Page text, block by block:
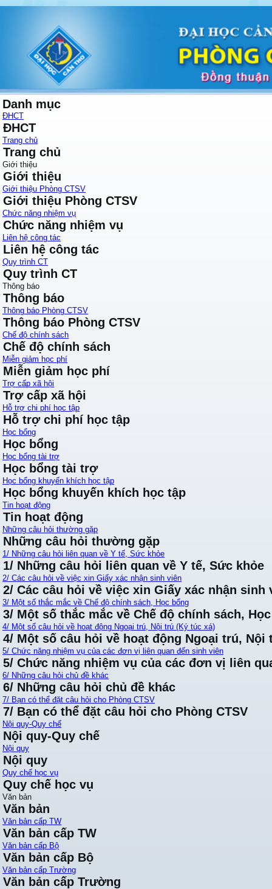
Danh mục
ĐHCT
ĐHCT
Trang chủ
Trang chủ
Giới thiệu
Giới thiệu
Giới thiệu Phòng CTSV
Giới thiệu Phòng CTSV
Chức năng nhiệm vụ
Chức năng nhiệm vụ
Liên hệ công tác
Liên hệ công tác
Quy trình CT
Quy trình CT
Thông báo
Thông báo
Thông báo Phòng CTSV
Thông báo Phòng CTSV
Chế độ chính sách
Chế độ chính sách
Miễn giảm học phí
Miễn giảm học phí
Trợ cấp xã hội
Trợ cấp xã hội
Hỗ trợ chi phí học tập
Hỗ trợ chi phí học tập
Học bổng
Học bổng
Học bổng tài trợ
Học bổng tài trợ
Học bổng khuyến khích học tập
Học bổng khuyến khích học tập
Tin hoạt động
Tin hoạt động
Những câu hỏi thường gặp
Những câu hỏi thường gặp
1/ Những câu hỏi liên quan về Y tế, Sức khỏe
1/ Những câu hỏi liên quan về Y tế, Sức khỏe
2/ Các câu hỏi về việc xin Giấy xác nhận sinh viên
2/ Các câu hỏi về việc xin Giấy xác nhận sinh
3/ Một số thắc mắc về Chế độ chính sách, Học bổng
3/ Một số thắc mắc về Chế độ chính sách,
4/ Một số câu hỏi về hoạt động Ngoại trú, Nội trú (Ký túc xá)
4/ Một số câu hỏi về hoạt động Ngoại trú, Nội
5/ Chức năng nhiệm vụ của các đơn vị liên quan đến sinh viên
5/ Chức năng nhiệm vụ của các đơn vị liên
6/ Những câu hỏi chủ đề khác
6/ Những câu hỏi chủ đề khác
7/ Bạn có thể đặt câu hỏi cho Phòng CTSV
7/ Bạn có thể đặt câu hỏi cho Phòng CTSV
Nội quy-Quy chế
Nội quy-Quy chế
Nội quy
Nội quy
Quy chế học vụ
Quy chế học vụ
Văn bản
Văn bản
Văn bản cấp TW
Văn bản cấp TW
Văn bản cấp Bộ
Văn bản cấp Bộ
Văn bản cấp Trường
Văn bản cấp Trường